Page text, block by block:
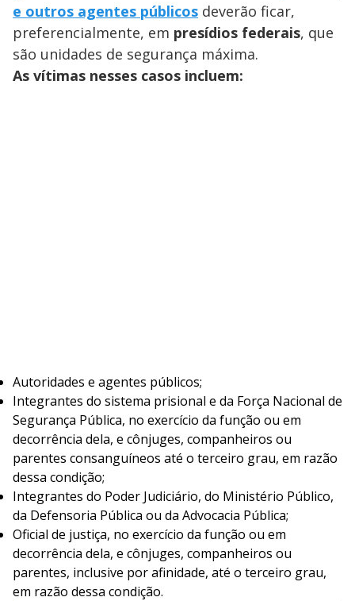
e outros agentes públicos deverão ficar,
preferencialmente, em presídios federais, que
são unidades de segurança máxima.
As vítimas nesses casos incluem:
Autoridades e agentes públicos;
Integrantes do sistema prisional e da Força Nacional de
Segurança Pública, no exercício da função ou em
decorrência dela, e cônjuges, companheiros ou
parentes consanguíneos até o terceiro grau, em razão
dessa condição;
Integrantes do Poder Judiciário, do Ministério Público,
da Defensoria Pública ou da Advocacia Pública;
Oficial de justiça, no exercício da função ou em
decorrência dela, e cônjuges, companheiros ou
parentes, inclusive por afinidade, até o terceiro grau,
em razão dessa condição.